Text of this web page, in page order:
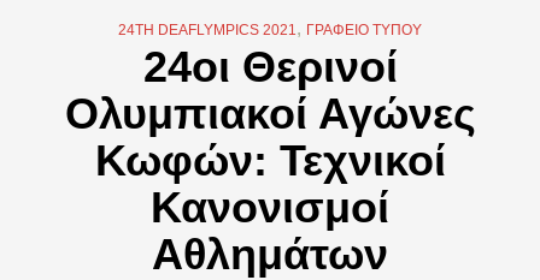
24TH DEAFLYMPICS 2021 , ΓΡΑΦΕΊΟ ΤΎΠΟΥ
24οι Θερινοί
Ολυμπιακοί Αγώνες
Κωφών: Τεχνικοί
Κανονισμοί
Αθλημάτων